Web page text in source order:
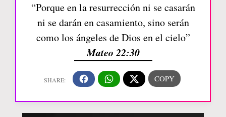
“Porque en la resurrección ni se casarán
ni se darán en casamiento, sino serán
como los ángeles de Dios en el cielo”
Mateo 22:30